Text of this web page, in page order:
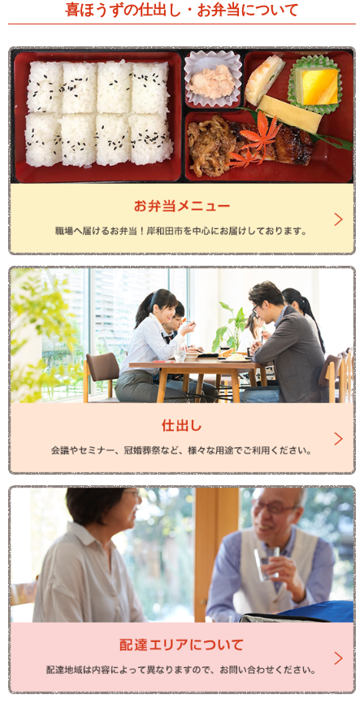
株式会社喜ほうずのホームページを公開しました。
喜ほうずの仕出し・お弁当について